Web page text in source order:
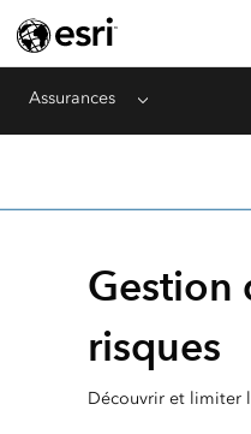
Assurances Menu
Gestion
risques
Découvrir et limiter